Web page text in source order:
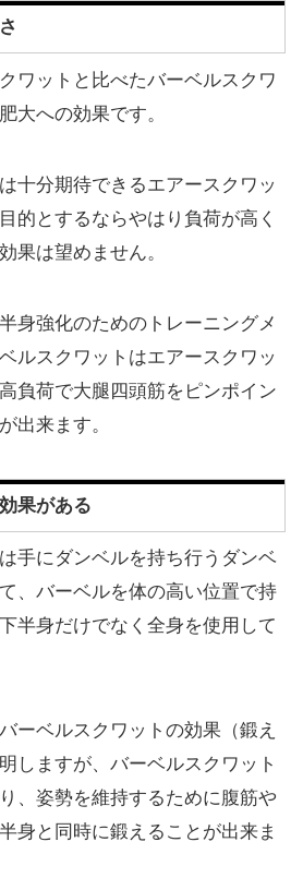
ワットと比べたバーベルスクワ
大への効果です。
十分期待できるエアースクワッ
的とするならやはり負荷が高く
果は望めません。
身強化のためのトレーニングメ
ルスクワットはエアースクワッ
負荷で大腿四頭筋をピンポイン
出来ます。
果がある
手にダンベルを持ち行うダンベ
、バーベルを体の高い位置で持
半身だけでなく全身を使用して
ーベルスクワットの効果（鍛え
しますが、バーベルスクワット
、姿勢を維持するために腹筋や
身と同時に鍛えることが出来ま